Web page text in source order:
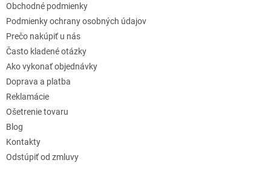
Obchodné podmienky
Podmienky ochrany osobných údajov
Prečo nakúpiť u nás
Často kladené otázky
Ako vykonať objednávky
Doprava a platba
Reklamácie
Ošetrenie tovaru
Blog
Kontakty
Odstúpiť od zmluvy